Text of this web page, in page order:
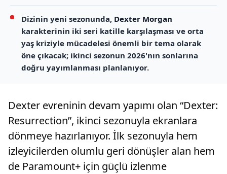
Dizinin yeni sezonunda, Dexter Morgan
karakterinin iki seri katille karşılaşması ve orta
yaş kriziyle mücadelesi önemli bir tema olarak
öne çıkacak; ikinci sezonun 2026'nın sonlarına
doğru yayımlanması planlanıyor.
Dexter evreninin devam yapımı olan “Dexter:
Resurrection”, ikinci sezonuyla ekranlara
dönmeye hazırlanıyor. İlk sezonuyla hem
izleyicilerden olumlu geri dönüşler alan hem
de Paramount+ için güçlü izlenme